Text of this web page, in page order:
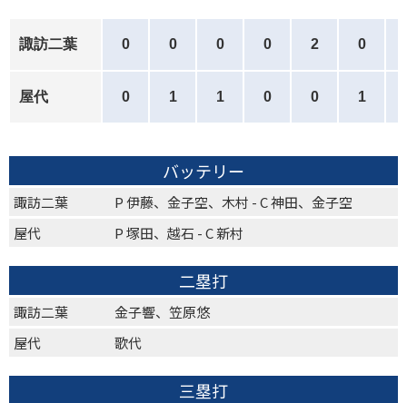
諏訪二葉 0 0 0 0 2 0
屋代 0 1 1 0 0 1
バッテリー
諏訪二葉
P 伊藤、金子空、木村 - C 神田、金子空
屋代
P 塚田、越石 - C 新村
二塁打
諏訪二葉
金子響、笠原悠
屋代
歌代
三塁打